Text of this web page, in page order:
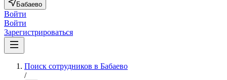
Бабаево
Войти
Войти
Зарегистрироваться
Поиск сотрудников в Бабаево
/